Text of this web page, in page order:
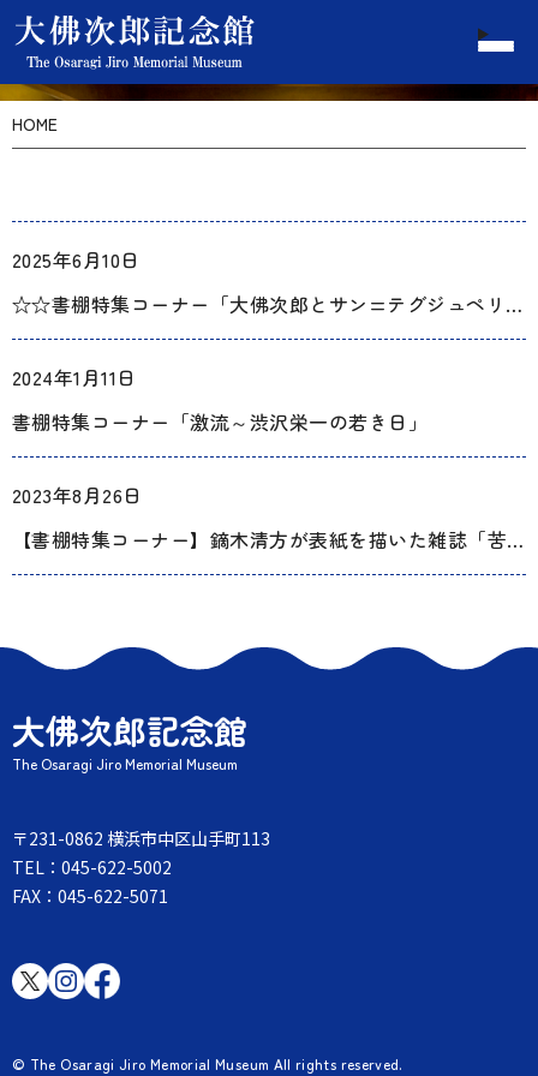
HOME
2025年6月10日
☆☆書棚特集コーナー「大佛次郎とサン=テグジュペリ『星の王子さま』」☆☆【横浜フランス月間2025関連イベント】
2024年1月11日
書棚特集コーナー「激流～渋沢栄一の若き日」
2023年8月26日
【書棚特集コーナー】鏑木清方が表紙を描いた雑誌「苦楽」
大佛次郎記念館
The Osaragi Jiro Memorial Museum
〒231-0862 横浜市中区山手町113
TEL：045-622-5002
FAX：045-622-5071
© The Osaragi Jiro Memorial Museum All rights reserved.